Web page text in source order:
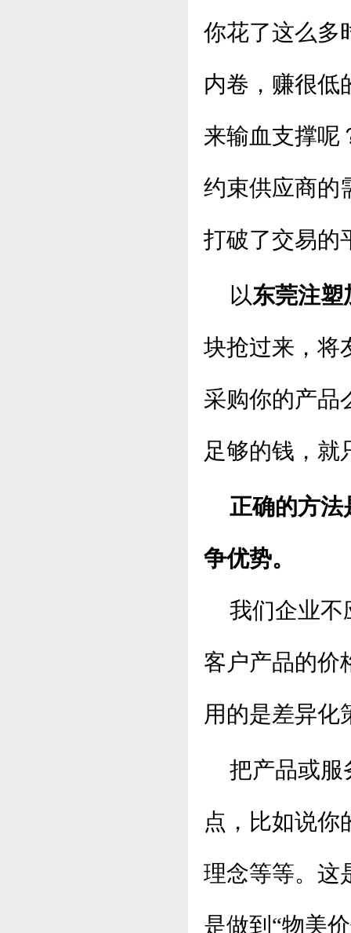
你花了这么多
内卷，赚很低
来输血支撑呢
约束供应商的
打破了交易的
以东莞注塑
块抢过来，将
采购你的产品
足够的钱，就
正确的方法
争优势。
我们企业不
客户产品的价
用的是差异化
把产品或服
点，比如说你
理念等等。这
是做到“物美